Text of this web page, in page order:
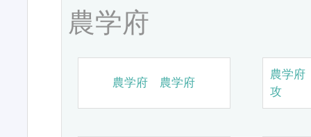
農学府
農学府 農学府
農学
攻